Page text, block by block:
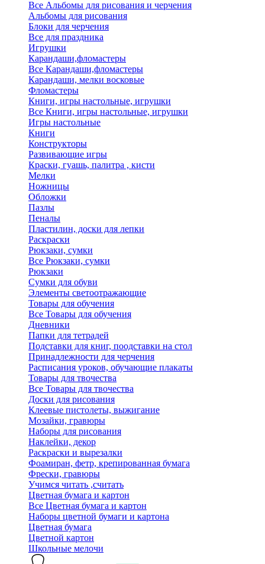
Все Альбомы для рисования и черчения
Альбомы для рисования
Блоки для черчения
Все для праздника
Игрушки
Карандаши,фломастеры
Все Карандаши,фломастеры
Карандаши, мелки восковые
Фломастеры
Книги, игры настольные, игрушки
Все Книги, игры настольные, игрушки
Игры настольные
Книги
Конструкторы
Развивающие игры
Краски, гуашь, палитра , кисти
Мелки
Ножницы
Обложки
Пазлы
Пеналы
Пластилин, доски для лепки
Раскраски
Рюкзаки, сумки
Все Рюкзаки, сумки
Рюкзаки
Сумки для обуви
Элементы светоотражающие
Товары для обучения
Все Товары для обучения
Дневники
Папки для тетрадей
Подставки для книг, поодставки на стол
Принадлежности для черчения
Расписания уроков, обучающие плакаты
Товары для твочества
Все Товары для твочества
Доски для рисования
Клеевые пистолеты, выжигание
Мозайки, гравюры
Наборы для рисования
Наклейки, декор
Раскраски и вырезалки
Фоамиран, фетр, крепированная бумага
Фрески, гравюры
Учимся читать ,считать
Цветная бумага и картон
Все Цветная бумага и картон
Наборы цветной бумаги и картона
Цветная бумага
Цветной картон
Школьные мелочи